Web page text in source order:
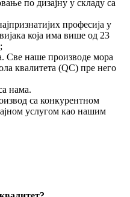
по дизајну у складу са
професија у
која има више од 23
Све наше производе мора
квалитета (QC) пре него
нама.
са конкурентном
услугом као нашим